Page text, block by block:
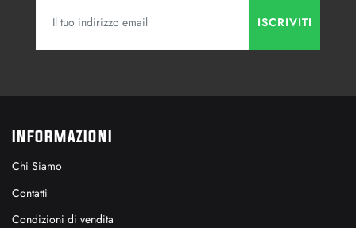
INFORMAZIONI
Chi Siamo
Contatti
Condizioni di vendita